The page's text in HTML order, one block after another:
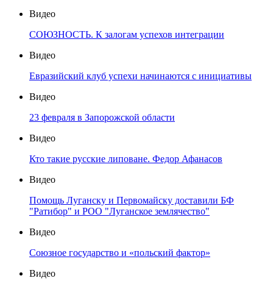
Видео
СОЮЗНОСТЬ. К залогам успехов интеграции
Видео
Евразийский клуб успехи начинаются с инициативы
Видео
23 февраля в Запорожской области
Видео
Кто такие русские липоване. Федор Афанасов
Видео
Помощь Луганску и Первомайску доставили БФ
"Ратибор" и РОО "Луганское землячество"
Видео
Союзное государство и «польский фактор»
Видео